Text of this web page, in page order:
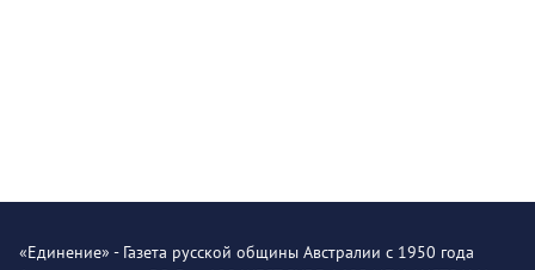
«Единение» - Газета русской общины Австралии с 1950 года